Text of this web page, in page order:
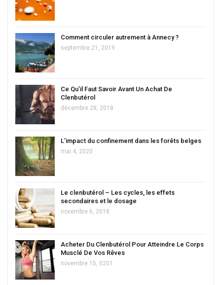
Comment circuler autrement à Annecy ?
septembre 21, 2019
Ce Qu’il Faut Savoir Avant Un Achat De
Clenbutérol
décembre 28, 2018
L’impact du confinement dans les forêts belges
mai 4, 2020
Le clenbutérol – Les cycles, les effets
secondaires et le dosage
novembre 6, 2018
Acheter Du Clenbutérol Pour Atteindre Le Corps
Musclé De Vos Rêves
novembre 15, 0201